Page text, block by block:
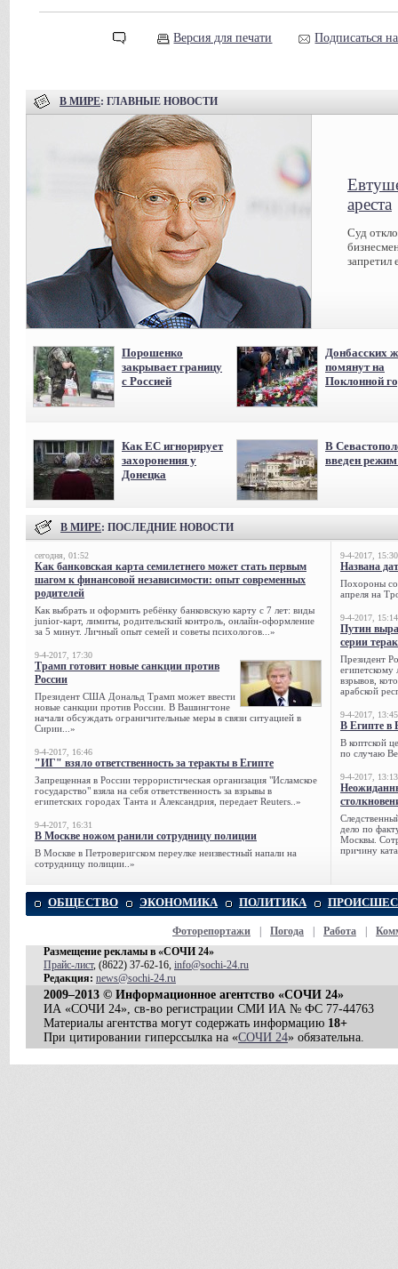
Версия для печати Подписаться
В МИРЕ: ГЛАВНЫЕ НОВОСТИ
ареста
Суд
запретил
Порошенко
закрывает границу
с Россией
Донбасских
помянут на
Поклонной
Как ЕС игнорирует
захоронения у
Донецка
В
введен
В МИРЕ: ПОСЛЕДНИЕ НОВОСТИ
сегодня, 01:52
Как банковская карта семилетнего может стать первым
шагом к финансовой независимости: опыт современных
родителей
Как выбрать и оформить ребёнку банковскую карту с 7 лет: виды
junior-карт, лимиты, родительский контроль, онлайн-оформление
за 5 минут. Личный опыт семей и советы психологов...»
9-4-2017, 17:30
Трамп готовит новые санкции против
России
Президент США Дональд Трамп может ввести
новые санкции против России. В Вашингтоне
начали обсуждать ограничительные меры в связи ситуацией в
Сирии...»
9-4-2017, 16:46
"ИГ" взяло ответственность за теракты в Египте
Запрещенная в России террористическая организация "Исламское
государство" взяла на себя ответственность за взрывы в
египетских городах Танта и Александрия, передает Reuters..»
9-4-2017, 16:31
В Москве ножом ранили сотрудницу полиции
В Москве в Петроверигском переулке неизвестный напали на
сотрудницу полиции..»
9-4-2017, 15:30
Названа
Похороны
апреля на
9-4-2017, 15:14
Путин
серии
Президент
египетскому
взрывов,
арабской
9-4-2017, 13:45
В Египте в
В коптской
по случаю
9-4-2017, 13:13
дело по
Москвы.
причину
ОБЩЕСТВО ЭКОНОМИКА ПОЛИТИКА
Фоторепортажи Погода Работа
Размещение рекламы в «СОЧИ 24»
Прайс-лист, (8622) 37-62-16, info@sochi-24.ru
Редакция: news@sochi-24.ru
2009–2013 © Информационное агентство «СОЧИ 24»
ИА «СОЧИ 24», св-во регистрации СМИ ИА № ФС 77-44763
Материалы агентства могут содержать информацию 18+
При цитировании гиперссылка на «СОЧИ 24» обязательна.